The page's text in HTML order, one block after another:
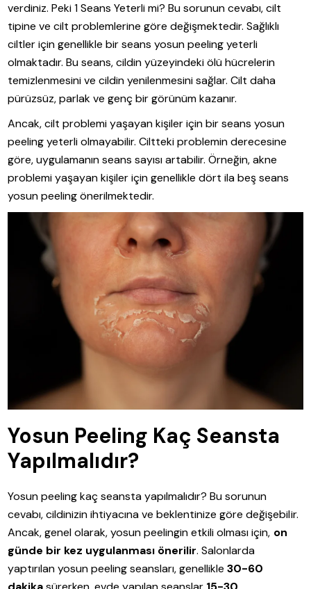
verdiniz. Peki 1 Seans Yeterli mi? Bu sorunun cevabı, cilt
tipine ve cilt problemlerine göre değişmektedir. Sağlıklı
ciltler için genellikle bir seans yosun peeling yeterli
olmaktadır. Bu seans, cildin yüzeyindeki ölü hücrelerin
temizlenmesini ve cildin yenilenmesini sağlar. Cilt daha
pürüzsüz, parlak ve genç bir görünüm kazanır.
Ancak, cilt problemi yaşayan kişiler için bir seans yosun
peeling yeterli olmayabilir. Ciltteki problemin derecesine
göre, uygulamanın seans sayısı artabilir. Örneğin, akne
problemi yaşayan kişiler için genellikle dört ila beş seans
yosun peeling önerilmektedir.
Yosun Peeling Kaç Seansta
Yapılmalıdır?
Yosun peeling kaç seansta yapılmalıdır? Bu sorunun
cevabı, cildinizin ihtiyacına ve beklentinize göre değişebilir.
Ancak, genel olarak, yosun peelingin etkili olması için, on
günde bir kez uygulanması önerilir. Salonlarda
yaptırılan yosun peeling seansları, genellikle30-60